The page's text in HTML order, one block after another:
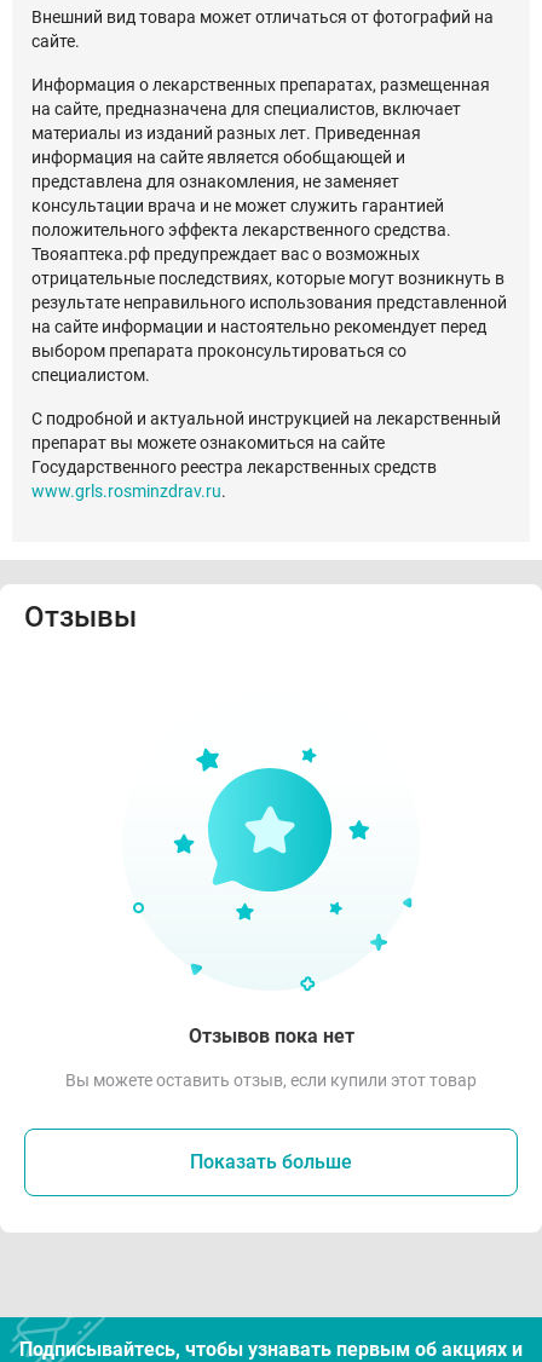
Внешний вид товара может отличаться от фотографий на
сайте.
Информация о лекарственных препаратах, размещенная
на сайте, предназначена для специалистов, включает
материалы из изданий разных лет. Приведенная
информация на сайте является обобщающей и
представлена для ознакомления, не заменяет
консультации врача и не может служить гарантией
положительного эффекта лекарственного средства.
Твояаптека.рф предупреждает вас о возможных
отрицательные последствиях, которые могут возникнуть в
результате неправильного использования представленной
на сайте информации и настоятельно рекомендует перед
выбором препарата проконсультироваться со
специалистом.
С подробной и актуальной инструкцией на лекарственный
препарат вы можете ознакомиться на сайте
Государственного реестра лекарственных средств
www.grls.rosminzdrav.ru.
Отзывы
Отзывов пока нет
Вы можете оставить отзыв, если купили этот товар
Показать больше
Подписывайтесь, чтобы узнавать первым об акцияx и